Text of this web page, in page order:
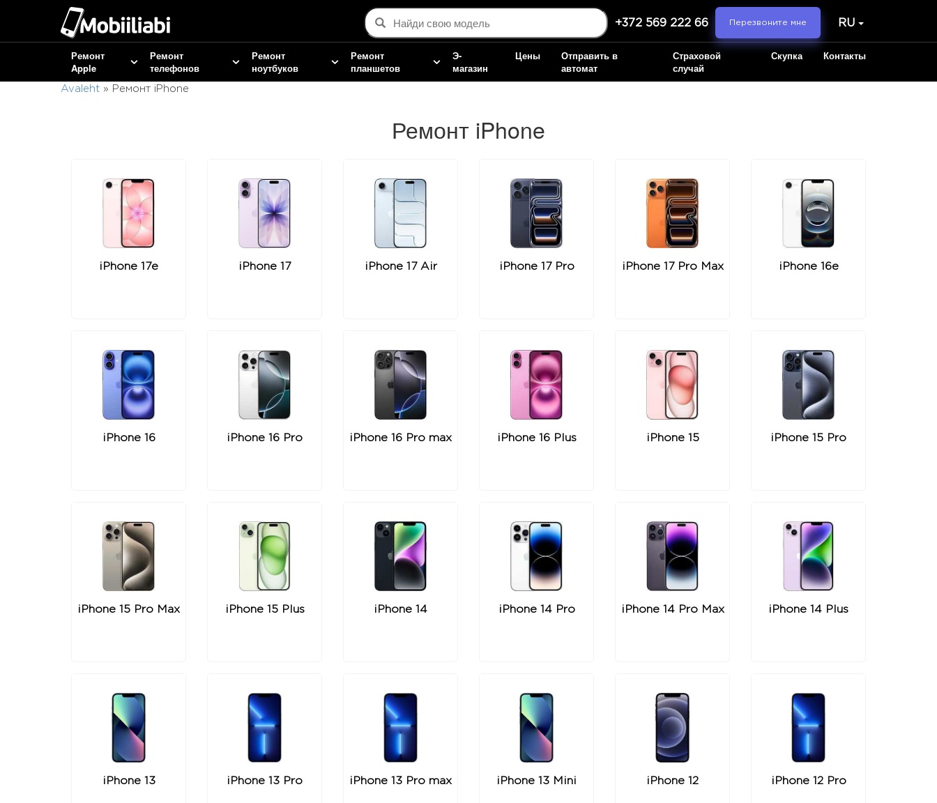
+372 569 222 66 Перезвоните мне RU
Ремонт
Apple
Ремонт
телефонов
Ремонт
ноутбуков
Ремонт
планшетов
Э-
магазин
Цены
Отправить в
автомат
Страховой
случай
Скупка Контакты
Avaleht » Ремонт iPhone
Ремонт iPhone
iPhone 17e iPhone 17 iPhone 17 Air iPhone 17 Pro iPhone 17 Pro Max iPhone 16e
iPhone 16 iPhone 16 Pro iPhone 16 Pro max iPhone 16 Plus iPhone 15 iPhone 15 Pro
iPhone 15 Pro Max iPhone 15 Plus iPhone 14 iPhone 14 Pro iPhone 14 Pro Max iPhone 14 Plus
iPhone 13 iPhone 13 Pro iPhone 13 Pro max iPhone 13 Mini iPhone 12 iPhone 12 Pro